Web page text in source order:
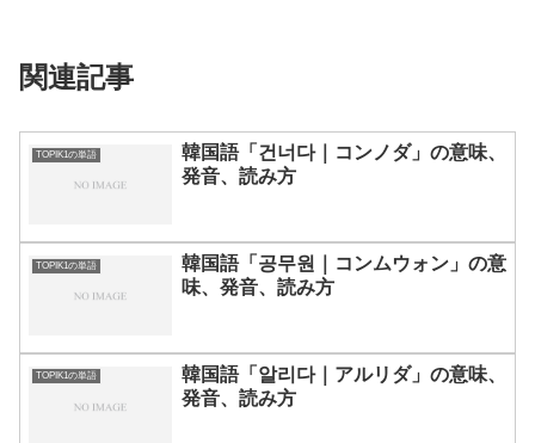
関連記事
TOPIK1の単語
韓国語「건너다｜コンノダ」の意味、
発音、読み方
TOPIK1の単語
韓国語「공무원｜コンムウォン」の意
味、発音、読み方
TOPIK1の単語
韓国語「알리다｜アルリダ」の意味、
発音、読み方